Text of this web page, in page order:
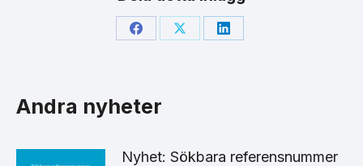
Share Share Share
Andra nyheter
Nyhet: Sökbara referensnummer